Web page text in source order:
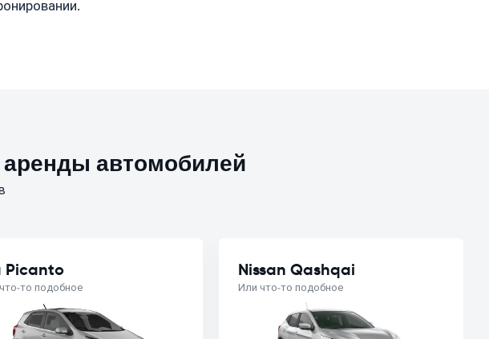
автомобилей
Picanto
то подобное
Nissan Qashqai
Или что-то подобное